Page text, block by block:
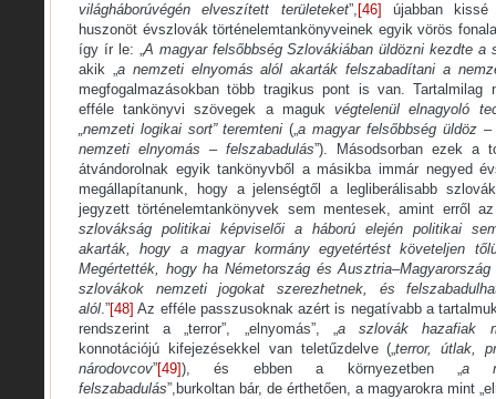
világháborúvégén elveszített területeket”, [46]
újabban kissé
huszonöt évszlovák történelemtankönyveinek egyik vörös
így ír le: „A magyar felsőbbség Szlovákiában üldözni kezdte a
akik „a nemzeti elnyomás alól akarták felszabadítani a
megfogalmazásokban több tragikus pont is van. Tartalmilag
efféle tankönyvi szövegek a magukvégtelenül elnagyoló
„nemzeti logikai sort” teremteni(„a magyar felsőbbség üldöz
nemzeti elnyomás – felszabadulás”). Másodsorban ezek a
átvándorolnak egyik tankönyvből a másikba immár negyed
megállapítanunk, hogy a jelenségtől a legliberálisabb
jegyzett történelemtankönyvek sem mentesek, amint erről
szlovákság politikai képviselői a háború elején politikai
akarták, hogy a magyar kormány egyetértést követeljen
Megértették, hogy ha Németország és
szlovákok nemzeti jogokat szerezhetnek, és
alól.”[48] Az efféle passzusoknak azért is negatívabb a
rendszerint a „terror”, „elnyomás”, „a szlovák hazafiak
konnotációjú kifejezésekkel van teletűzdelve („terror, útlak,
národovcov”[49]), és ebben a környezetben „a
felszabadulás”,burkoltan bár, de érthetően, a magyarokra mint